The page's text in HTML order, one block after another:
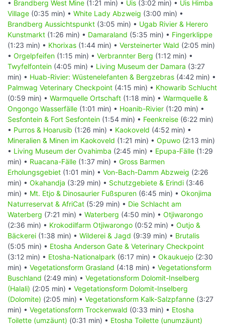
• Brandberg West Mine (1:21 min) • Uis (3:02 min) • Uis Himba
Village (0:35 min) • White Lady Abzweig (3:00 min) •
Brandberg Aussichtspunkt (3:05 min) • Ugab Rivier & Herero
Kunstmarkt (1:26 min) • Damaraland (5:35 min) • Fingerklippe
(1:23 min) • Khorixas (1:44 min) • Versteinerter Wald (2:05 min)
• Orgelpfeifen (1:15 min) • Verbrannter Berg (1:12 min) •
Twyfelfontein (4:05 min) • Living Museum der Damara (3:27
min) • Huab-Rivier: Wüstenelefanten & Bergzebras (4:42 min) •
Palmwag Veterinary Checkpoint (4:15 min) • Khowarib Schlucht
(0:59 min) • Warmquelle Ortschaft (1:18 min) • Warmquelle &
Ongongo Wasserfälle (1:01 min) • Hoanib-Rivier (1:20 min) •
Sesfontein & Fort Sesfontein (1:54 min) • Feenkreise (6:22 min)
• Purros & Hoarusib (1:26 min) • Kaokoveld (4:52 min) •
Mineralien & Minen im Kaokoveld (1:21 min) • Opuwo (2:13 min)
• Living Museum der Ovahimba (2:45 min) • Epupa-Fälle (1:29
min) • Ruacana-Fälle (1:37 min) • Gross Barmen
Erholungsgebiet (1:01 min) • Von-Bach-Damm Abzweig (2:26
min) • Okahandja (3:29 min) • Schutzgebiete & Erindi (3:46
min) • Mt. Etjo & Dinosaurier Fußspuren (6:45 min) • Okonjima
Naturreservat & AfriCat (5:29 min) • Die Schlacht am
Waterberg (7:21 min) • Waterberg (4:50 min) • Otjiwarongo
(2:36 min) • Krokodilfarm Otjiwarongo (0:52 min) • Outjo &
Bäckerei (1:38 min) • Wilderei & Jagd (9:39 min) • Brutalis
(5:05 min) • Etosha Anderson Gate & Veterinary Checkpoint
(3:12 min) • Etosha-Nationalpark (6:17 min) • Okaukuejo (2:30
min) • Vegetationsform Grasland (4:18 min) • Vegetationsform
Buschland (2:49 min) • Vegetationsform Dolomit-Inselberg
(Halali) (2:05 min) • Vegetationsform Dolomit-Inselberg
(Dolomite) (2:05 min) • Vegetationsform Kalk-Salzpfanne (3:27
min) • Vegetationsform Trockenwald (0:33 min) • Etosha
Toilette (umzäunt) (0:31 min) • Etosha Toilette (unumzäunt)